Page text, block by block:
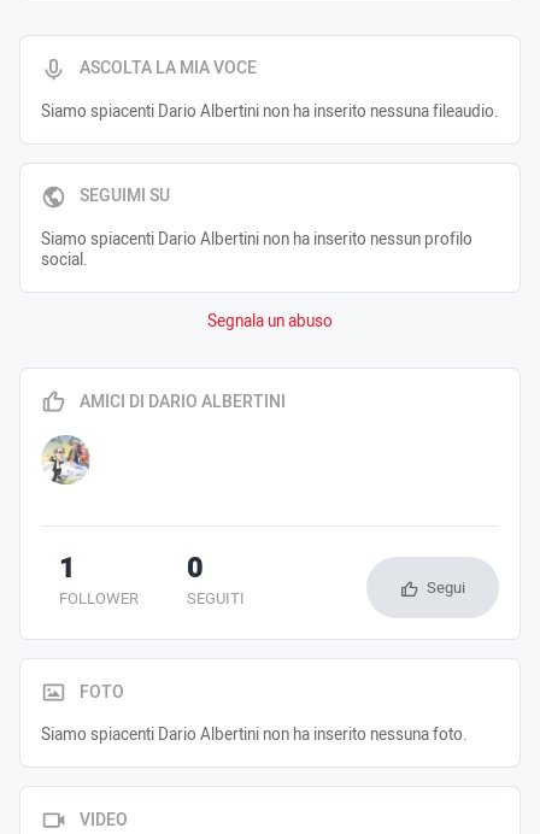
ASCOLTA LA MIA VOCE
Siamo spiacenti Dario Albertini non ha inserito nessuna fileaudio.
SEGUIMI SU
Siamo spiacenti Dario Albertini non ha inserito nessun profilo
social.
Segnala un abuso
AMICI DI DARIO ALBERTINI
FOLLOWER
1
SEGUITI
0 Segui
FOTO
Siamo spiacenti Dario Albertini non ha inserito nessuna foto.
VIDEO